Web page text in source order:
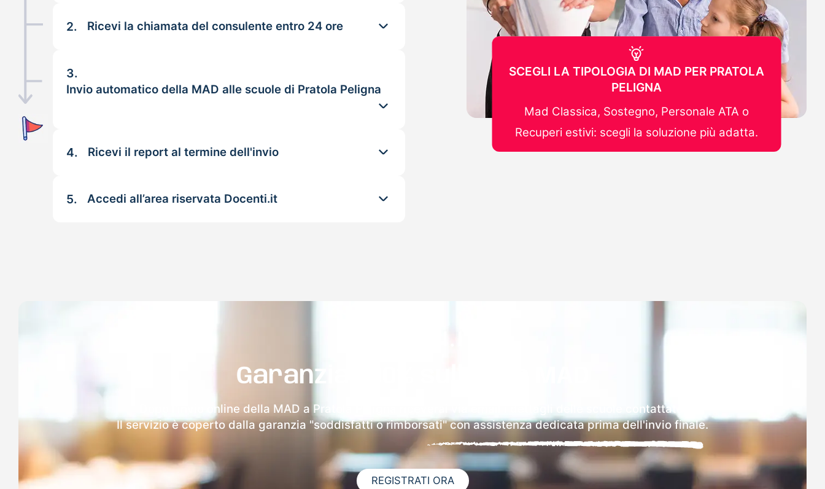
2. Ricevi la chiamata del consulente entro 24 ore
3.
Invio automatico della MAD alle scuole di Pratola Peligna
4. Ricevi il report al termine dell'invio
5. Accedi all’area riservata Docenti.it
SCEGLI LA TIPOLOGIA DI MAD PER PRATOLA
PELIGNA
Mad Classica, Sostegno, Personale ATA o
Recuperi estivi: scegli la soluzione più adatta.
Garanzia 100% sulla tua MAD
Dopo l'invio online della MAD a Pratola Peligna riceverai via email i dettagli delle scuole contattate.
Il servizio è coperto dalla garanzia "soddisfatti o rimborsati" con assistenza dedicata prima dell'invio finale.
REGISTRATI ORA